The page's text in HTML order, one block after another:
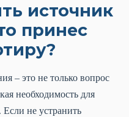
источник
принес
– это не только вопрос
необходимость для
не устранить